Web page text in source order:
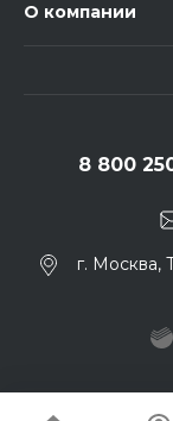
О компании
8 800
г. Москва,